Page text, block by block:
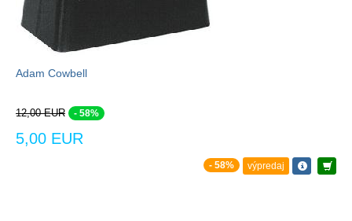
Adam Cowbell
12,00 EUR - 58%
5,00 EUR
- 58% výpredaj